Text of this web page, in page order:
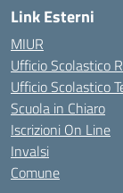
Link Esterni
MIUR
Ufficio Scolastico
Ufficio Scolastico
Scuola in Chiaro
Iscrizioni On Line
Invalsi
Comune